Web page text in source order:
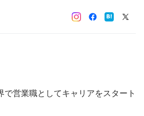
営業職としてキャリアをスタート